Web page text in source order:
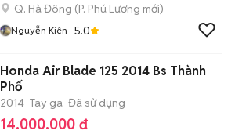
Q. Hà Đông (P. Phú Lương mới)
Nguyễn Kiên 5.0
Honda Air Blade 125 2014 Bs Thành
Phố
2014 Tay ga Đã sử dụng
14.000.000 đ